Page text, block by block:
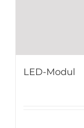
LED-Modul